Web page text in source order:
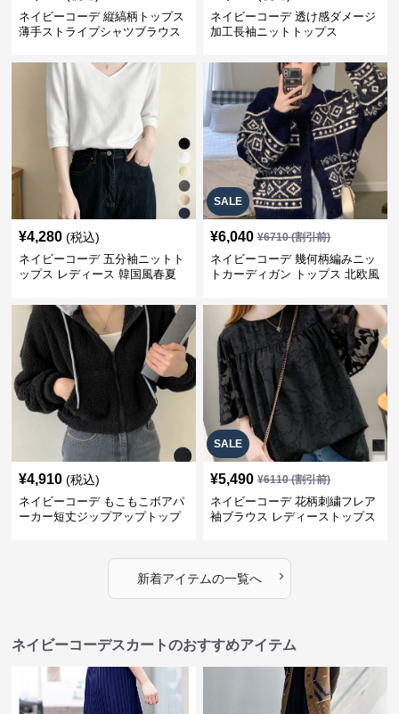
ネイビーコーデ 縦縞柄トップス
薄手ストライプシャツブラウス
ネイビーコーデ 透け感ダメージ
加工長袖ニットトップス
¥4,280 (税込)
ネイビーコーデ 五分袖ニットト
ップス レディース 韓国風春夏
SALE
¥6,040 ¥6710(割引前)
ネイビーコーデ 幾何柄編みニッ
トカーディガン トップス 北欧風
¥4,910 (税込)
ネイビーコーデ もこもこボアパ
ーカー短丈ジップアップトップ
SALE
¥5,490 ¥6110(割引前)
ネイビーコーデ 花柄刺繍フレア
袖ブラウス レディーストップス
新着アイテムの一覧へ ›
ネイビーコーデスカートのおすすめアイテム